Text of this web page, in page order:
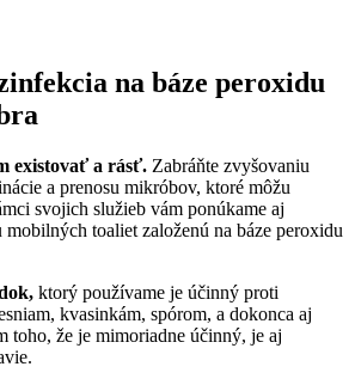
na báze peroxidu
existovať a rásť. Zabráňte zvyšovaniu
a prenosu mikróbov, ktoré môžu
svojich služieb vám ponúkame aj
toaliet založenú na báze peroxidu
ktorý používame je účinný proti
kvasinkám, spórom, a dokonca aj
toho, že je mimoriadne účinný, je aj